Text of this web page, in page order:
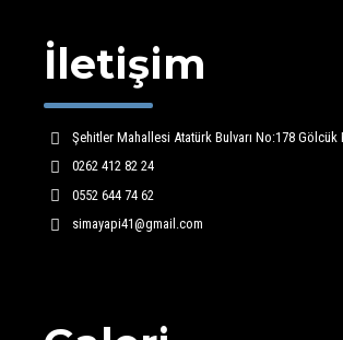
İletişim
Şehitler Mahallesi Atatürk Bulvarı No:178 Gölcük
0262 412 82 24
0552 644 74 62
simayapi41@gmail.com